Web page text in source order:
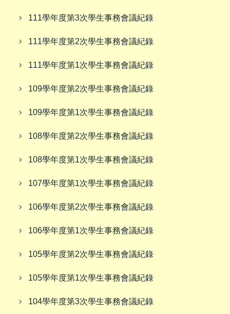
111學年度第3次學生事務會議紀錄
111學年度第2次學生事務會議紀錄
111學年度第1次學生事務會議紀錄
109學年度第2次學生事務會議紀錄
109學年度第1次學生事務會議紀錄
108學年度第2次學生事務會議紀錄
108學年度第1次學生事務會議紀錄
107學年度第1次學生事務會議紀錄
106學年度第2次學生事務會議紀錄
106學年度第1次學生事務會議紀錄
105學年度第2次學生事務會議紀錄
105學年度第1次學生事務會議紀錄
104學年度第3次學生事務會議紀錄